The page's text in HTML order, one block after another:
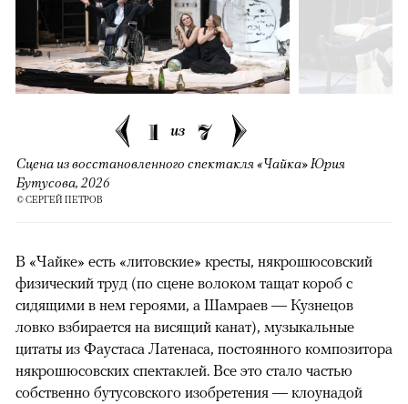
1 из 7
Сцена из восстановленного спектакля «Чайка» Юрия
Бутусова, 2026
© СЕРГЕЙ ПЕТРОВ
В «Чайке» есть «литовские» кресты, някрошюсовский
физический труд (по сцене волоком тащат короб с
сидящими в нем героями, а Шамраев — Кузнецов
ловко взбирается на висящий канат), музыкальные
цитаты из Фаустаса Латенаса, постоянного композитора
някрошюсовских спектаклей. Все это стало частью
собственно бутусовского изобретения — клоунадой